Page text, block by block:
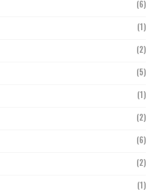
(6)
(1)
(2)
(5)
(1)
(2)
(6)
(2)
(1)